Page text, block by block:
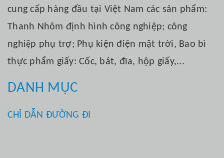
cung cấp hàng đầu tại Việt Nam các sản phẩm:
Thanh Nhôm định hình công nghiệp; công
nghiệp phụ trợ; Phụ kiện điện mặt trời, Bao bì
thực phẩm giấy: Cốc, bát, đĩa, hộp giấy,...
DANH MỤC
CHỈ DẪN ĐƯỜNG ĐI